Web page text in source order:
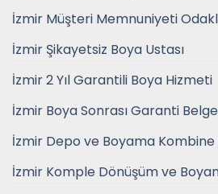
İzmir Müşteri Memnuniyeti
İzmir Şikayetsiz Boya Ustası
İzmir 2 Yıl Garantili Boya Hizmeti
İzmir Boya Sonrası Garanti
İzmir Depo ve Boyama
İzmir Komple Dönüşüm ve